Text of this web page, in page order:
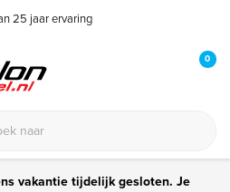
25 jaar ervaring
0
vakantie tijdelijk gesloten. Je